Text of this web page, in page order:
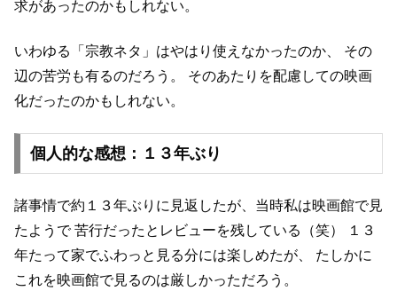
求があったのかもしれない。
いわゆる「宗教ネタ」はやはり使えなかったのか、
その
辺の苦労も有るのだろう。
そのあたりを配慮しての映画
化だったのかもしれない。
個人的な感想：１３年ぶり
諸事情で約１３年ぶりに見返したが、当時私は映画館で見
たようで苦行だったとレビューを残している（笑）
１３
年たって家でふわっと見る分には楽しめたが、
たしかに
これを映画館で見るのは厳しかっただろう。